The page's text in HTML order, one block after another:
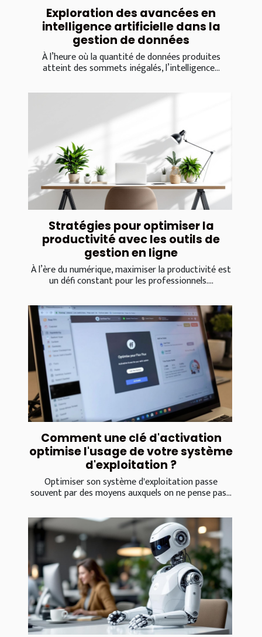
Exploration des avancées en
intelligence artificielle dans la
gestion de données
À l’heure où la quantité de données produites
atteint des sommets inégalés, l’intelligence...
Stratégies pour optimiser la
productivité avec les outils de
gestion en ligne
À l’ère du numérique, maximiser la productivité est
un défi constant pour les professionnels....
Comment une clé d'activation
optimise l'usage de votre système
d'exploitation ?
Optimiser son système d'exploitation passe
souvent par des moyens auxquels on ne pense pas...